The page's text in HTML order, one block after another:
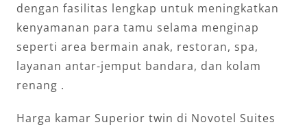
dengan fasilitas lengkap untuk meningkatkan
kenyamanan para tamu selama menginap
seperti area bermain anak, restoran, spa,
layanan antar-jemput bandara, dan kolam
renang .
Harga kamar Superior twin di Novotel Suites